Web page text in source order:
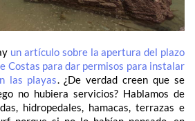
un artículo sobre la apertura del plazo
Costas para dar permisos para instalar
las playas. ¿De verdad creen que se
no hubiera servicios? Hablamos de
hidropedales, hamacas, terrazas e